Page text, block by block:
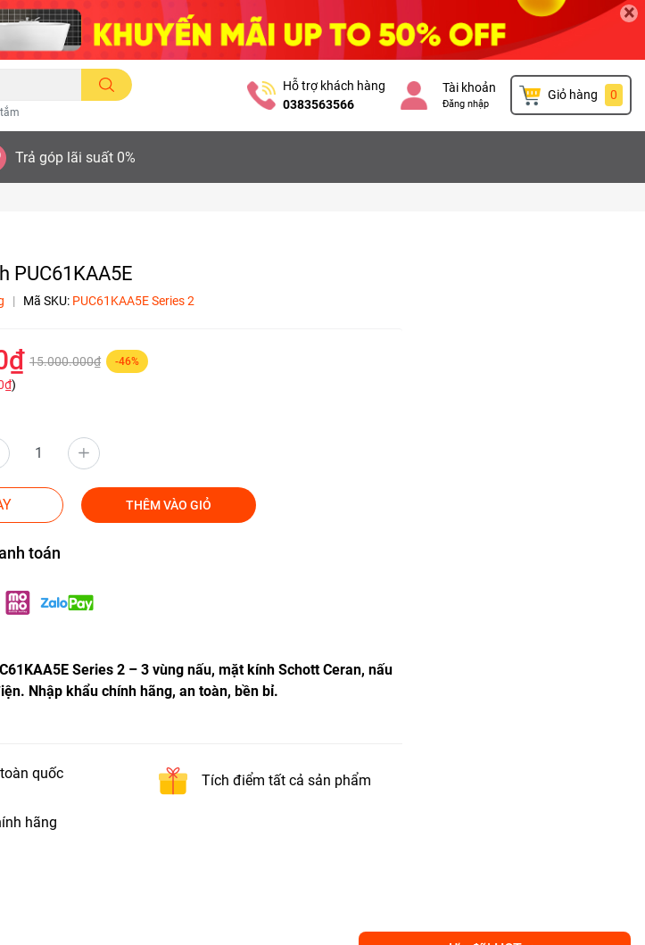
×
Hỗ trợ khách hàng
0383563566
Tài khoản
Đăng nhập
Giỏ hàng 0
Trả góp lãi suất 0%
PUC61KAA5E
| Mã SKU: PUC61KAA5E Series 2
15.000.000₫ -46%
)
THÊM VÀO GIỎ
toán
Series 2 – 3 vùng nấu, mặt kính Schott Ceran, nấu
Nhập khẩu chính hãng, an toàn, bền bỉ.
quốc Tích điểm tất cả sản phẩm
hãng